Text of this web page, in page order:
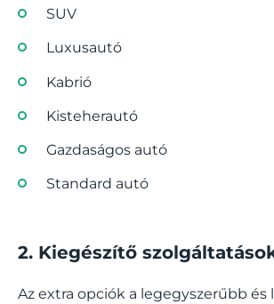
SUV
Luxusautó
Kabrió
Kisteherautó
Gazdaságos autó
Standard autó
2. Kiegészítő
Az extra opciók a legegyszerűbb